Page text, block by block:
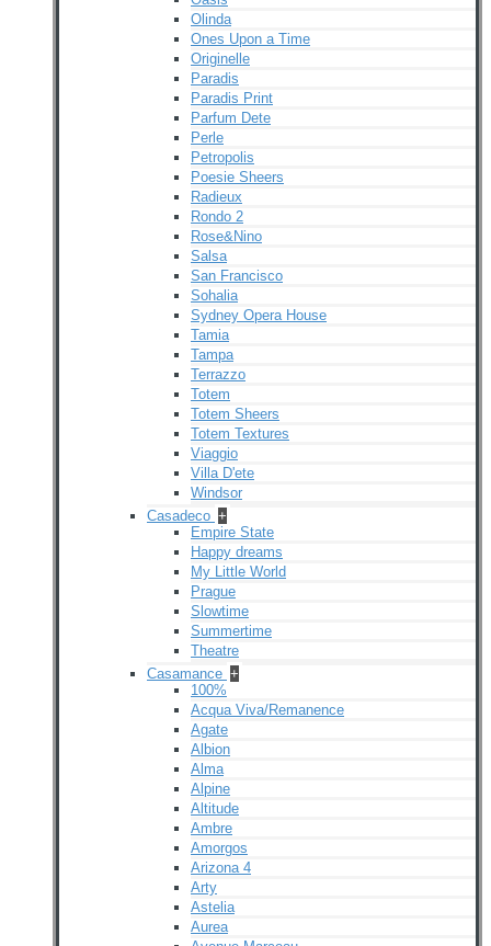
Olinda
Ones Upon a Time
Originelle
Paradis
Paradis Print
Parfum Dete
Perle
Petropolis
Poesie Sheers
Radieux
Rondo 2
Rose&Nino
Salsa
San Francisco
Sohalia
Sydney Opera House
Tamia
Tampa
Terrazzo
Totem
Totem Sheers
Totem Textures
Viaggio
Villa D'ete
Windsor
Casadeco +
Empire State
Happy dreams
My Little World
Prague
Slowtime
Summertime
Theatre
Casamance +
100%
Acqua Viva/Remanence
Agate
Albion
Alma
Alpine
Altitude
Ambre
Amorgos
Arizona 4
Arty
Astelia
Aurea